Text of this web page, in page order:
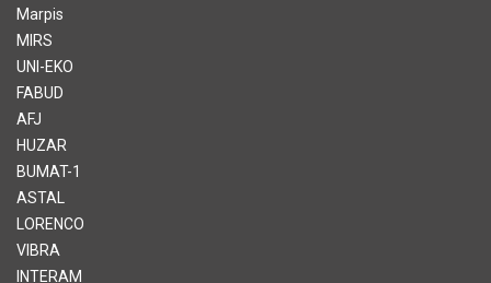
Marpis
MIRS
UNI-EKO
FABUD
AFJ
HUZAR
BUMAT-1
ASTAL
LORENCO
VIBRA
INTERAM